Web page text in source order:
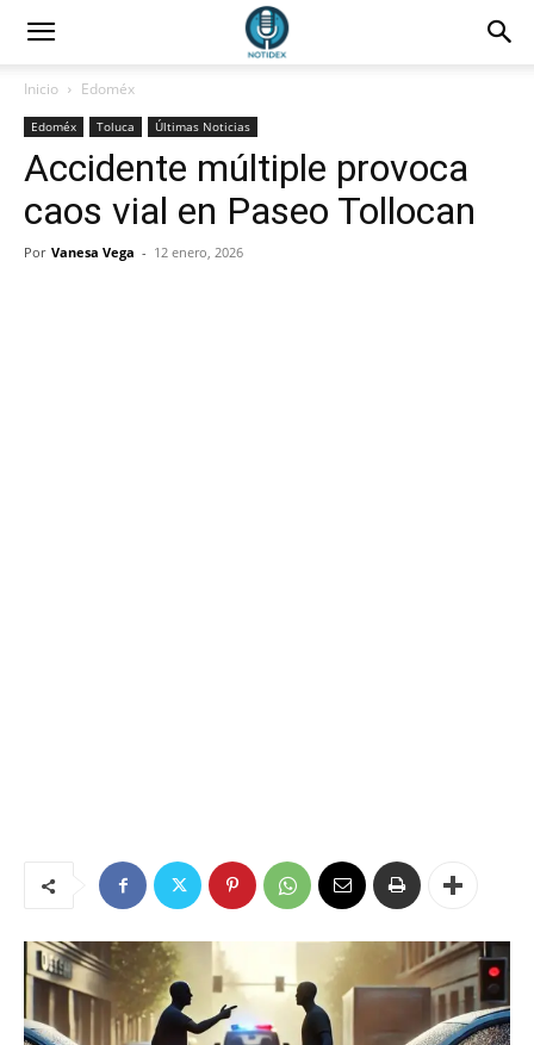
Inicio Edoméx
Edoméx Toluca Últimas Noticias
Accidente múltiple provoca
caos vial en Paseo Tollocan
Por Vanesa Vega - 12 enero, 2026